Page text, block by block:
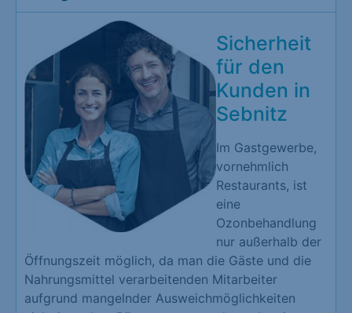
Sicherheit
für den
Kunden in
Sebnitz
Im Gastgewerbe,
vornehmlich
Restaurants, ist
eine
Ozonbehandlung
nur außerhalb der
Öffnungszeit möglich, da man die Gäste und die
Nahrungsmittel verarbeitenden Mitarbeiter
aufgrund mangelnder Ausweichmöglichkeiten